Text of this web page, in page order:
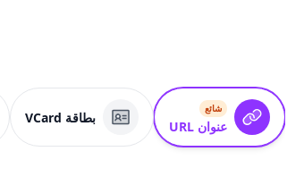
شائع
عنوان URL
بطاقة VCard